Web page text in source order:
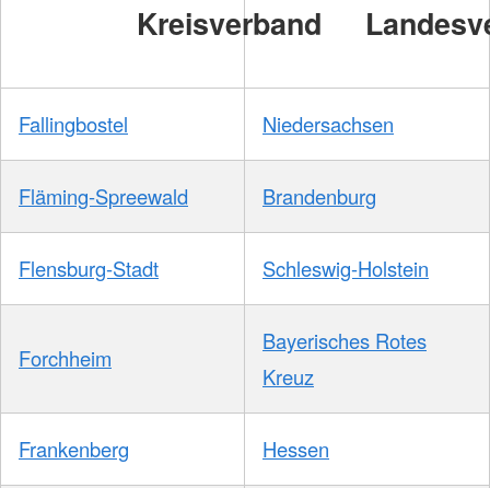
Kreisverband
Fallingbostel Niedersachsen
Fläming-Spreewald Brandenburg
Flensburg-Stadt Schleswig-Holstein
Forchheim
Bayerisches Rotes
Kreuz
Frankenberg Hessen